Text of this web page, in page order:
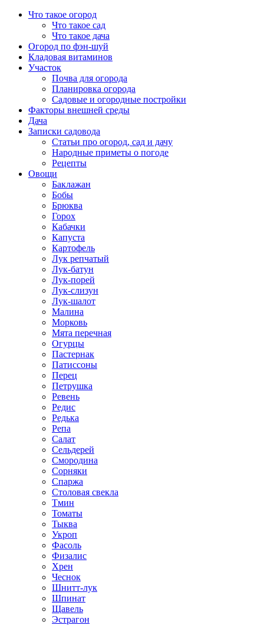
Перейти
содержимому
Что такое огород
Что такое сад
Что такое дача
Огород по фэн-шуй
Кладовая витаминов
Участок
Почва для огорода
Планировка огорода
Садовые и огородные постройки
Факторы внешней среды
Дача
Записки садовода
Статьи про огород, сад и дачу
Народные приметы о погоде
Рецепты
Овощи
Баклажан
Бобы
Брюква
Горох
Кабачки
Капуста
Картофель
Лук репчатый
Лук-батун
Лук-порей
Лук-слизун
Лук-шалот
Малина
Морковь
Мята перечная
Огурцы
Пастернак
Патиссоны
Перец
Петрушка
Ревень
Редис
Редька
Репа
Салат
Сельдерей
Смородина
Сорняки
Спаржа
Столовая свекла
Тмин
Томаты
Тыква
Укроп
Фасоль
Физалис
Хрен
Чеснок
Шнитт-лук
Шпинат
Щавель
Эстрагон